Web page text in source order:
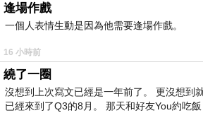
逢場作戲
一個人表情生動是因為他需要逢場作戲。
16 小時前
繞了一圈
沒想到上次寫文已經是一年前了。 更沒想到
已經來到了Q3的8月。 那天和好友You約吃